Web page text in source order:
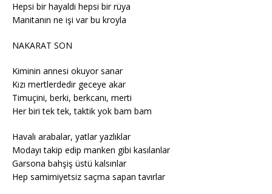
Hepsi bir hayaldi hepsi bir rüya
Manitanın ne işi var bu kroyla
NAKARAT SON
Kiminin annesi okuyor sanar
Kızı mertlerdedir geceye akar
Timuçini, berki, berkcanı, merti
Her biri tek tek, taktik yok bam bam
Havalı arabalar, yatlar yazlıklar
Modayı takip edip manken gibi kasılanlar
Garsona bahşiş üstü kalsınlar
Hep samimiyetsiz saçma sapan tavırlar